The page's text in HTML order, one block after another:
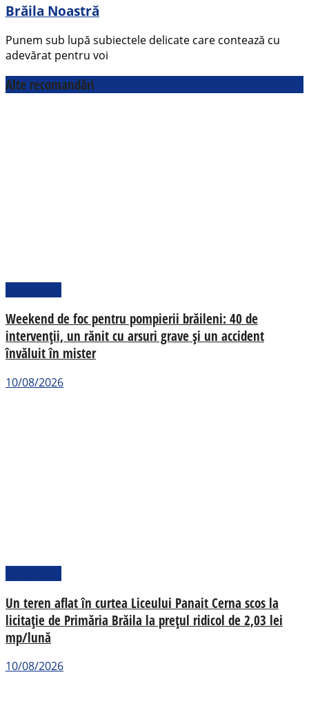
Brăila Noastră
Punem sub lupă subiectele delicate care contează cu
adevărat pentru voi
Alte recomandări
Weekend de foc pentru pompierii brăileni: 40 de
intervenții, un rănit cu arsuri grave și un accident
învăluit în mister
10/08/2026
Un teren aflat în curtea Liceului Panait Cerna scos la
licitație de Primăria Brăila la prețul ridicol de 2,03 lei
mp/lună
10/08/2026